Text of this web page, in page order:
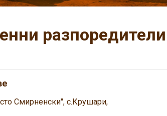
разпоредители
Смирненски", с.Крушари,